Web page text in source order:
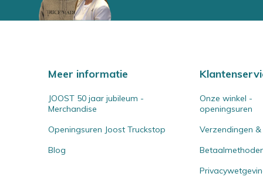
Meer informatie
JOOST 50 jaar jubileum -
Merchandise
Openingsuren Joost Truckstop
Blog
Onze winkel -
openingsuren
Verzendingen